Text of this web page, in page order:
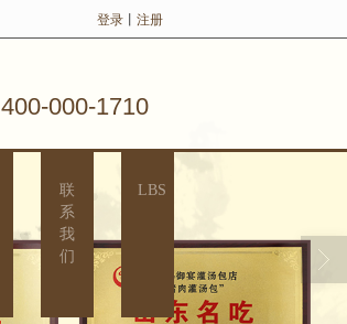
登录 丨 注册
400-000-1710
联
系
我
们
LBS